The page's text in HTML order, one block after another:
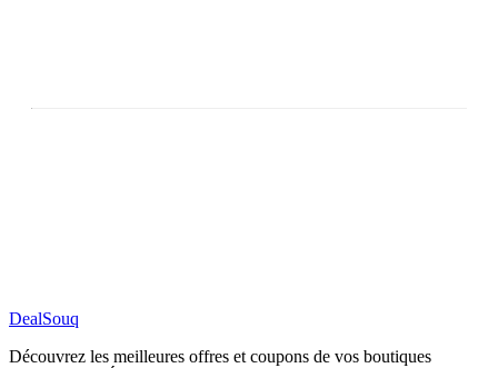
DealSouq
Découvrez les meilleures offres et coupons de vos boutiques